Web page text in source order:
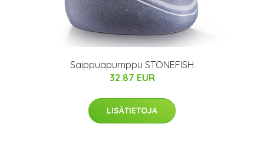
Saippuapumppu STONEFISH
32.87 EUR
LISÄTIETOJA